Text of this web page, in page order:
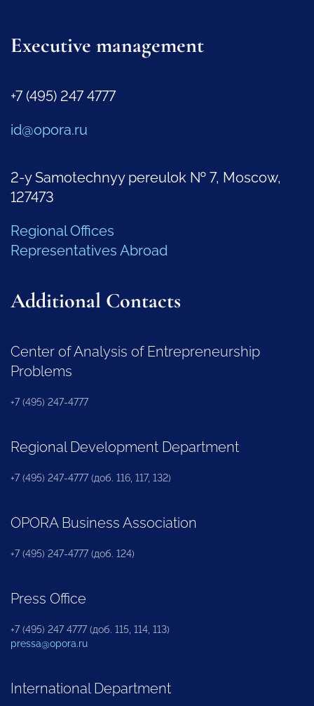
Executive management
+7 (495) 247 4777
id@opora.ru
2-y Samotechnyy pereulok № 7, Moscow,
127473
Regional Offices
Representatives Abroad
Additional Contacts
Center of Analysis of Entrepreneurship
Problems
+7 (495) 247-4777
Regional Development Department
+7 (495) 247-4777 (доб. 116, 117, 132)
OPORA Business Association
+7 (495) 247-4777 (доб. 124)
Press Office
+7 (495) 247 4777 (доб. 115, 114, 113)
pressa@opora.ru
International Department